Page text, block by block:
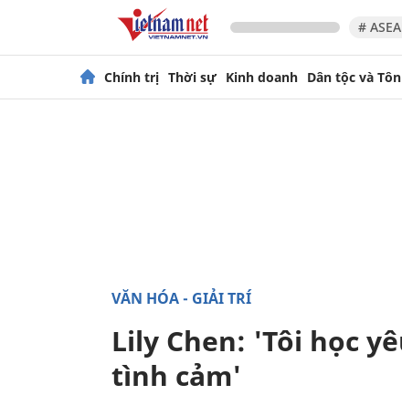
#
Chính trị Thời sự Kinh doanh Dân tộc và
VĂN HÓA - GIẢI TRÍ
Lily Chen: 'Tôi học
tình cảm'